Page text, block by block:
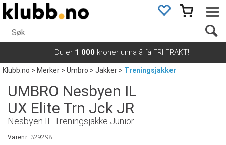
Du er 1 000 kroner unna å få FRI FRAKT!
Klubb.no>Merker>Umbro>Jakker>Treningsjakker
UMBRO Nesbyen IL
UX Elite Trn Jck JR
Nesbyen IL Treningsjakke Junior
Varenr: 329298